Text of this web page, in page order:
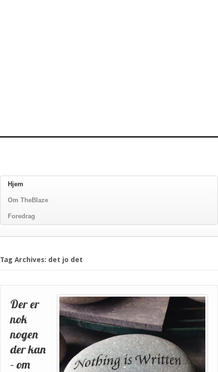
Hjem
Om TheBlaze
Foredrag
Tag Archives: det jo det
Der er
nok
nogen
der kan
– om